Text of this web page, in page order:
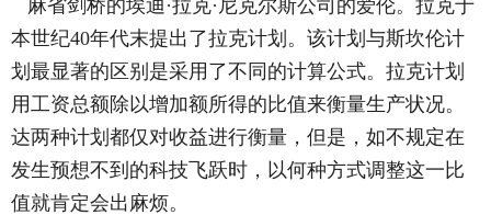
麻省剑桥的埃迪·拉克·尼克尔斯公司的爱伦。拉克于
本世纪40年代末提出了拉克计划。该计划与斯坎伦计
划最显著的区别是采用了不同的计算公式。拉克计划
用工资总额除以增加额所得的比值来衡量生产状况。
达两种计划都仅对收益进行衡量，但是，如不规定在
发生预想不到的科技飞跃时，以何种方式调整这一比
值就肯定会出麻烦。